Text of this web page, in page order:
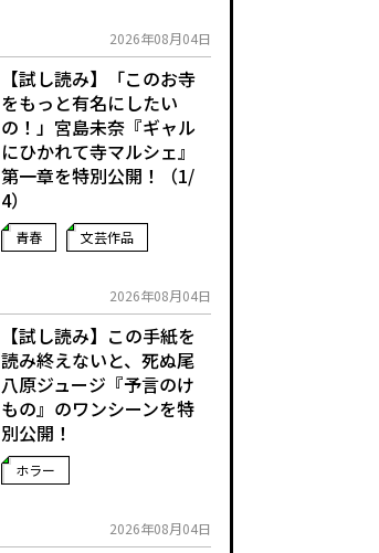
2026年08月04日
【試し読み】「このお寺
をもっと有名にしたい
の！」宮島未奈『ギャル
にひかれて寺マルシェ』
第一章を特別公開！（1/
4）
青春 文芸作品
2026年08月04日
【試し読み】この手紙を
読み終えないと、死ぬ――尾
八原ジュージ『予言のけ
もの』のワンシーンを特
別公開！
ホラー
2026年08月04日